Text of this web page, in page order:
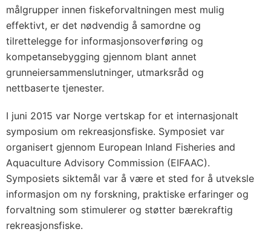
målgrupper innen fiskeforvaltningen mest mulig
effektivt, er det nødvendig å samordne og
tilrettelegge for informasjonsoverføring og
kompetansebygging gjennom blant annet
grunneiersammenslutninger, utmarksråd og
nettbaserte tjenester.
I juni 2015 var Norge vertskap for et internasjonalt
symposium om rekreasjonsfiske. Symposiet var
organisert gjennom European Inland Fisheries and
Aquaculture Advisory Commission (EIFAAC).
Symposiets siktemål var å være et sted for å utveksle
informasjon om ny forskning, praktiske erfaringer og
forvaltning som stimulerer og støtter bærekraftig
rekreasjonsfiske.